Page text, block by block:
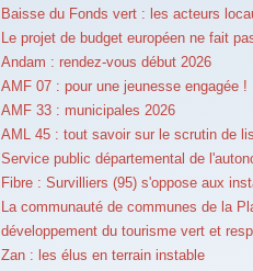
Baisse du Fonds vert : les acteurs
Le projet de budget européen ne fait
Andam : rendez-vous début 2026
AMF 07 : pour une jeunesse engagée !
AMF 33 : municipales 2026
AML 45 : tout savoir sur le scrutin de
Service public départemental de
Fibre : Survilliers (95) s'oppose aux
La communauté de communes de la
développement du tourisme vert et
Zan : les élus en terrain instable